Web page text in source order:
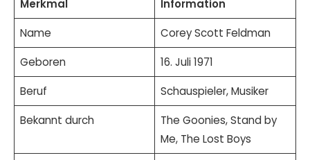
Merkmal
Information
Name
Corey Scott Feldman
Geboren
16. Juli 1971
Beruf
Schauspieler, Musiker
Bekannt durch
The Goonies, Stand by
Me, The Lost Boys